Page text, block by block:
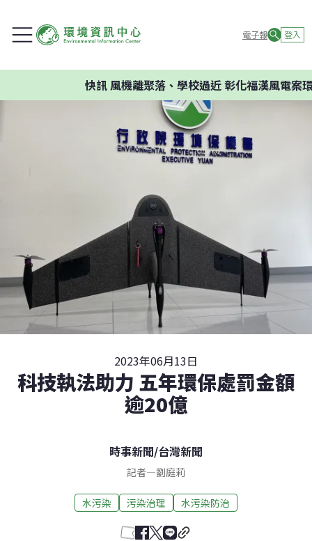
電子報 登入
風機離聚落、學校過近 彰化福漢風電案環委
2023年06月13日
科技執法助力 五年環保處罰金額
逾20億
時事新聞/台灣新聞
記者—劉庭莉
水污染 污染治理 水污染防治